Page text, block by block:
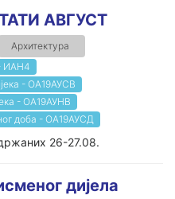
АВГУСТ
Архитектура
ИАН4
- ОА19АУСВ
- ОА19АУНВ
доба - ОА19АУСД
26-27.08.
дијела